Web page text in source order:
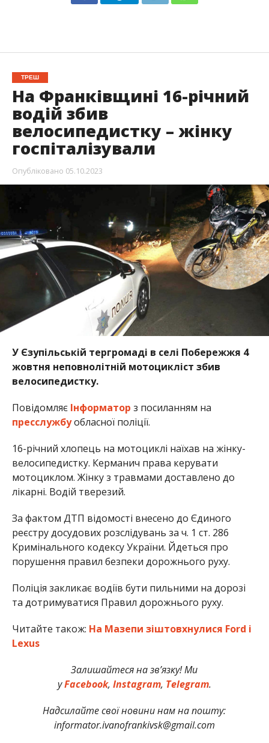
ТРЕШ
На Франківщині 16-річний
водій збив
велосипедистку – жінку
госпіталізували
Опубліковано 05.10.2023
У Єзупільській тергромаді в селі Побережжя 4
жовтня неповнолітній мотоцикліст збив
велосипедистку.
Повідомляє Інформатор з посиланням на
пресслужбуобласної поліції.
16-річний хлопець на мотоциклі наїхав на жінку-
велосипедистку. Керманич права керувати
мотоциклом. Жінку з травмами доставлено до
лікарні. Водій тверезий.
За фактом ДТП відомості внесено до Єдиного
реєстру досудових розслідувань за ч. 1 ст. 286
Кримінального кодексу України. Йдеться про
порушення правил безпеки дорожнього руху.
Поліція закликає водіїв бути пильними на дорозі
та дотримуватися Правил дорожнього руху.
Читайте також: На Мазепи зіштовхнулися Ford і
Lexus
Залишайтеся на зв’язку! Ми
уFacebook, Instagram, Telegram.
Надсилайте свої новини нам на пошту:
informator.ivanofrankivsk@gmail.com